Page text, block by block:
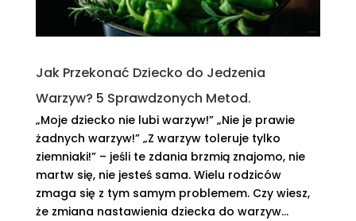
Jak Przekonać Dziecko do Jedzenia
Warzyw? 5 Sprawdzonych Metod.
„Moje dziecko nie lubi warzyw!” „Nie je prawie
żadnych warzyw!” „Z warzyw toleruje tylko
ziemniaki!” – jeśli te zdania brzmią znajomo, nie
martw się, nie jesteś sama. Wielu rodziców
zmaga się z tym samym problemem. Czy wiesz,
że zmiana nastawienia dziecka do warzyw...